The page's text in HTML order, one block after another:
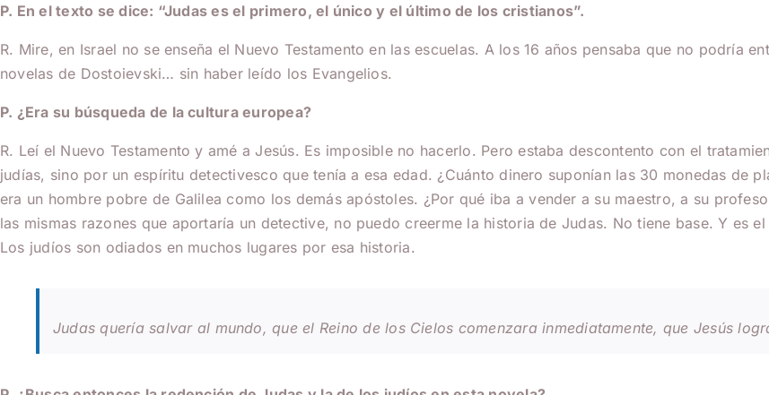
P. En el texto se dice: “Judas es el primero, el único y el último de los cristianos”.
R. Mire, en Israel no se enseña el Nuevo Testamento en las escuelas. A los 16 años pensaba que no podría
novelas de Dostoievski… sin haber leído los Evangelios.
P. ¿Era su búsqueda de la cultura europea?
R. Leí el Nuevo Testamento y amé a Jesús. Es imposible no hacerlo. Pero estaba descontento con el
judías, sino por un espíritu detectivesco que tenía a esa edad. ¿Cuánto dinero suponían las 30 monedas de
era un hombre pobre de Galilea como los demás apóstoles. ¿Por qué iba a vender a su maestro, a su
las mismas razones que aportaría un detective, no puedo creerme la historia de Judas. No tiene base. Y es
Los judíos son odiados en muchos lugares por esa historia.
Judas quería salvar al mundo, que el Reino de los Cielos comenzara inmediatamente, que Jesús